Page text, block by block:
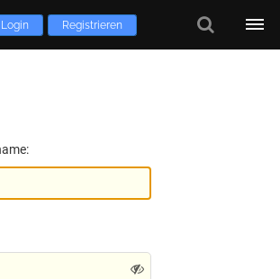
Login Registrieren